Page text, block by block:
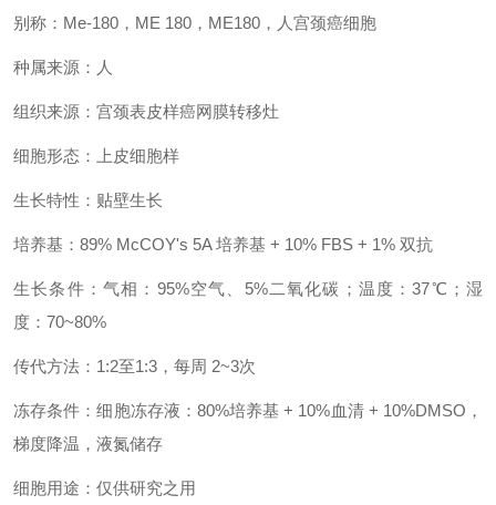
别称：Me-180，ME 180，ME180，人宫颈癌细胞
种属来源：人
组织来源：宫颈表皮样癌网膜转移灶
细胞形态：上皮细胞样
生长特性：贴壁生长
培养基：89% McCOY's 5A 培养基 + 10% FBS + 1% 双抗
生长条件：气相：95%空气、5%二氧化碳；温度：37℃；湿
度：70~80%
传代方法：1:2至1:3，每周 2~3次
冻存条件：细胞冻存液：80%培养基 + 10%血清 + 10%DMSO，
梯度降温，液氮储存
细胞用途：仅供研究之用